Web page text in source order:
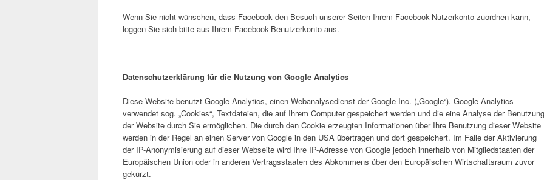
Wenn Sie nicht wünschen, dass Facebook den Besuch unserer Seiten Ihrem Facebook-Nutzerkonto zuordnen kann,
loggen Sie sich bitte aus Ihrem Facebook-Benutzerkonto aus.
Datenschutzerklärung für die Nutzung von Google Analytics
Diese Website benutzt Google Analytics, einen Webanalysedienst der Google Inc. („Google“). Google Analytics
verwendet sog. „Cookies“, Textdateien, die auf Ihrem Computer gespeichert werden und die eine Analyse der Benutzung
der Website durch Sie ermöglichen. Die durch den Cookie erzeugten Informationen über Ihre Benutzung dieser Website
werden in der Regel an einen Server von Google in den USA übertragen und dort gespeichert. Im Falle der Aktivierung
der IP-Anonymisierung auf dieser Webseite wird Ihre IP-Adresse von Google jedoch innerhalb von Mitgliedstaaten der
Europäischen Union oder in anderen Vertragsstaaten des Abkommens über den Europäischen Wirtschaftsraum zuvor
gekürzt.